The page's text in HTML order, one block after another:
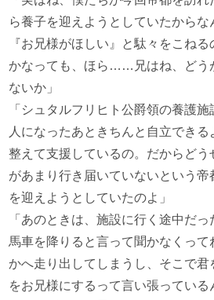
ら養子を迎えようとしていたからな
『お兄様がほしい』と駄々をこね
かなっても、ほら……兄はね、どう
ないか」
「シュタルフリヒト公爵領の養護
人になったあときちんと自立でき
整えて支援しているの。だからどう
があまり行き届いていないという
を迎えようとしていたのよ」
「あのときは、施設に行く途中だ
馬車を降りると言って聞かなくって
かへ走り出してしまうし、そこで
をお兄様にするって言い張っている